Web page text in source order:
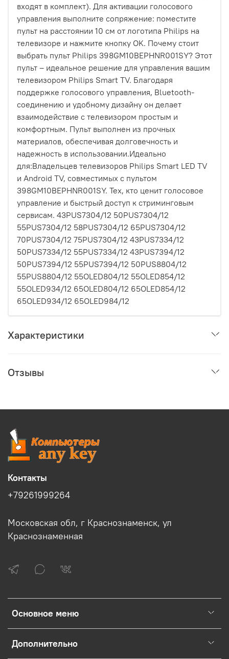
входят в комплект). Для активации голосового
управления выполните сопряжение: поместите
пульт на расстоянии 10 см от логотипа Philips на
телевизоре и нажмите кнопку OK. Почему стоит
выбрать пульт Philips 398GM10BEPHNR001SY? Этот
пульт – идеальное решение для управления вашим
телевизором Philips Smart TV. Благодаря
поддержке голосового управления, Bluetooth-
соединению и удобному дизайну он делает
взаимодействие с телевизором простым и
комфортным. Пульт выполнен из прочных
материалов, обеспечивая долговечность и
надежность в использовании.Идеально
для:Владельцев телевизоров Philips Smart LED TV
и Android TV, совместимых с пультом
398GM10BEPHNR001SY. Тех, кто ценит голосовое
управление и быстрый доступ к стриминговым
сервисам. 43PUS7304/12 50PUS7304/12
55PUS7304/12 58PUS7304/12 65PUS7304/12
70PUS7304/12 75PUS7304/12 43PUS7334/12
50PUS7334/12 55PUS7334/12 43PUS7394/12
50PUS7394/12 55PUS7394/12 50PUS8804/12
55PUS8804/12 55OLED804/12 55OLED854/12
55OLED934/12 65OLED804/12 65OLED854/12
65OLED934/12 65OLED984/12
Характеристики
Отзывы
Основное меню
Дополнительно
Контакты
+79261999264
Московская обл, г Краснознаменск, ул
Краснознаменная